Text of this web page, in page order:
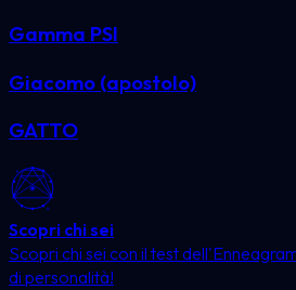
Gamma PSI
Giacomo (apostolo)
GATTO
Scopri chi sei
Scopri chi sei con il test
di personalità!